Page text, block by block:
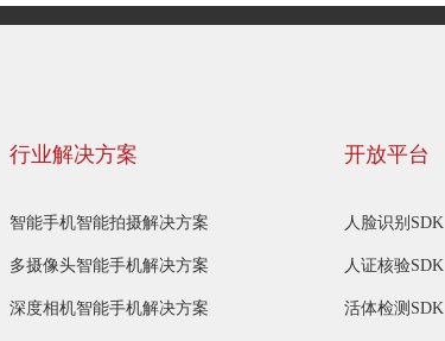
行业解决方案
智能手机智能拍摄解决方案
多摄像头智能手机解决方案
深度相机智能手机解决方案
开放平台
人脸识别SDK
人证核验SDK
活体检测SDK